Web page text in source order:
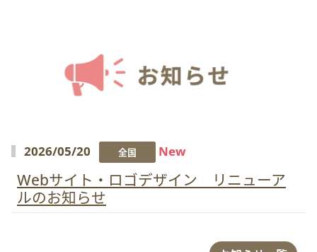
2026/05/20 全国 New
Webサイト・ロゴデザイン リニューア
ルのお知らせ